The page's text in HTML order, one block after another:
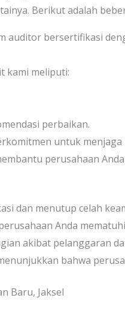
Berikut adalah
auditor bersertifikasi
kami meliputi:
perbaikan.
untuk
perusahaan
dan menutup celah
Anda
akibat pelanggaran
bahwa
Baru, Jaksel